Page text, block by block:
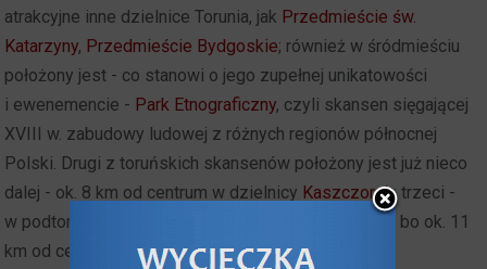
atrakcyjne inne dzielnice Torunia, jak Przedmieście św.
Katarzyny, Przedmieście Bydgoskie; również w śródmieściu
położony jest - co stanowi o jego zupełnej unikatowości
i ewenemencie - Park Etnograficzny, czyli skansen sięgającej
XVIII w. zabudowy ludowej z różnych regionów północnej
Polski. Drugi z toruńskich skansenów położony jest już nieco
dalej - ok. 8 km od centrum w dzielnicy Kaszczorek; trzeci -
w podtoruńskiej
, niewiele dalej, bo ok. 11
km od centrum Torunia.